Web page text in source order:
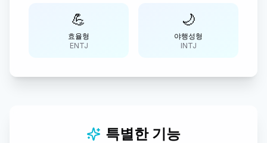
💪
효율형
ENTJ
🌙
야행성형
INTJ
특별한 기능